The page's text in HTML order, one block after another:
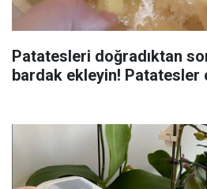
Patatesleri doğradıktan
bardak ekleyin! Patatesler